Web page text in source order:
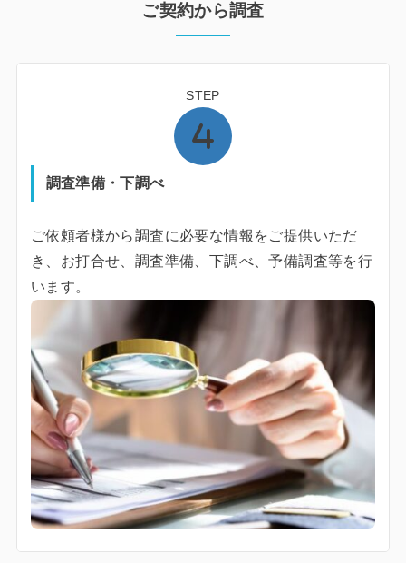
ご契約から調査
STEP
調査準備・下調べ
ご依頼者様から調査に必要な情報をご提供いただ
き、お打合せ、調査準備、下調べ、予備調査等を行
います。